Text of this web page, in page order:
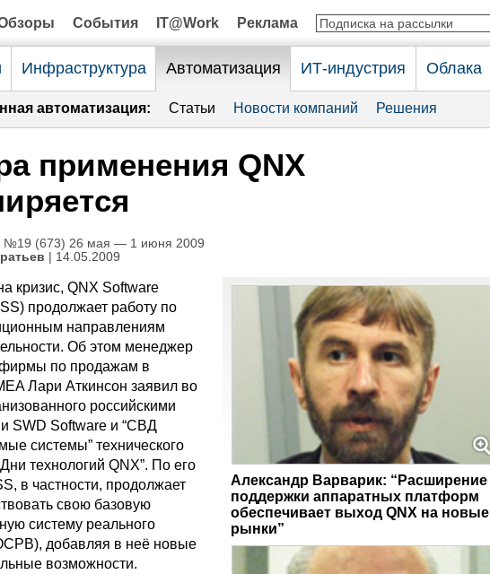
События IT@Work Реклама
Инфраструктура Автоматизация ИТ-индустрия Облака
автоматизация: Статьи Новости компаний Решения
применения QNX
№19 (673) 26 мая — 1 июня 2009
| 14.05.2009
Александр Варварик: “Расширение
поддержки аппаратных платформ
обеспечивает выход QNX на новые
рынки”
кризис, QNX Software
продолжает работу по
направлениям
Об этом менеджер
фирмы по продажам в
Лари Аткинсон заявил во
российскими
SWD Software и “СВД
системы” технического
технологий QNX”. По его
в частности, продолжает
свою базовую
систему реального
добавляя в неё новые
возможности.